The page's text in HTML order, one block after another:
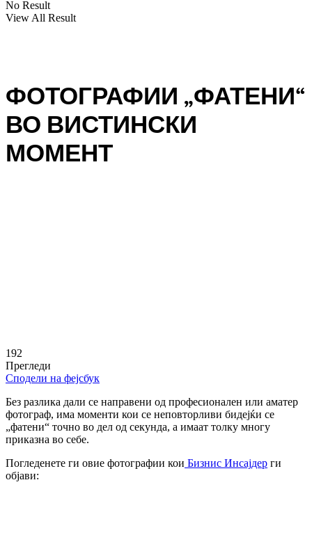
No Result
View All Result
ФОТОГРАФИИ „ФАТЕНИ“
ВО ВИСТИНСКИ
МОМЕНТ
192
Прегледи
Сподели на фејсбук
Без разлика дали се направени од професионален или аматер
фотограф, има моменти кои се неповторливи бидејќи се
„фатени“ точно во дел од секунда, а имаат толку многу
приказна во себе.
Погледенете ги овие фотографии кои Бизнис Инсајдер ги
објави: